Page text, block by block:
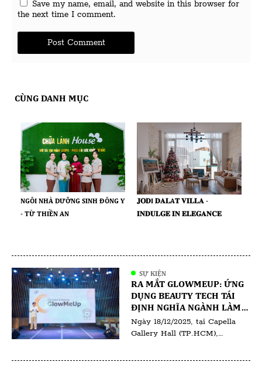
Save my name, email, and website in this browser for
the next time I comment.
CÙNG DANH MỤC
NGÔI NHÀ DƯỠNG SINH ĐÔNG Y
- TỪ THIỀN AN
𝐉𝐎𝐃I 𝐃𝐀𝐋A𝐓 𝐕𝐈𝐋𝐋𝐀 -
𝐈𝐍𝐃𝐔𝐋𝐆𝐄 𝐈𝐍 𝐄𝐋𝐄𝐆𝐀𝐍𝐂𝐄
SỰ KIỆN
RA MẮT GLOWMEUP: ỨNG
DỤNG BEAUTY TECH TÁI
ĐỊNH NGHĨA NGÀNH LÀM
ĐẸP TẠI VIỆT NAM
Ngày 18/12/2025, tại Capella
Gallery Hall (TP.HCM),